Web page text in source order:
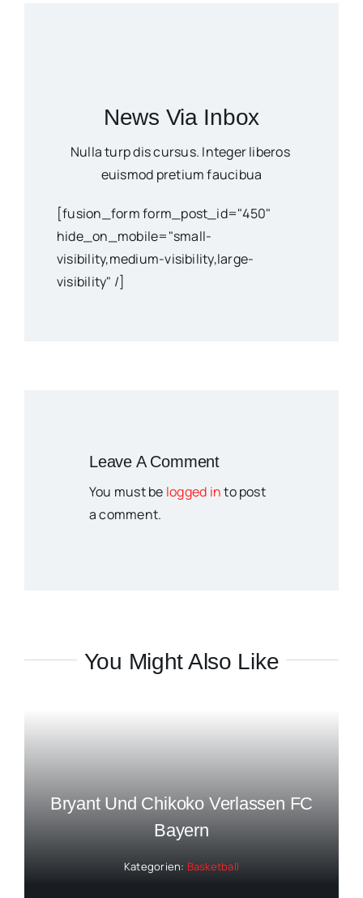
News Via Inbox
Nulla turp dis cursus. Integer liberos
euismod pretium faucibua
[fusion_form form_post_id="450"
hide_on_mobile="small-
visibility,medium-visibility,large-
visibility" /]
Leave A Comment
You must be logged into post
a comment.
You Might Also Like
Bryant Und Chikoko Verlassen FC
Bayern
Kategorien: Basketball